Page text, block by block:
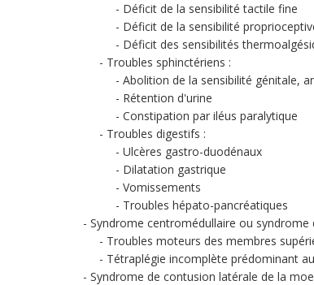
Déficit de la sensibilité tactile fine
Déficit de la sensibilité
Déficit des sensibilités
Troubles sphinctériens :
Abolition de la sensibilité génitale,
Rétention d'urine
Constipation par iléus paralytique
Troubles digestifs :
Ulcères gastro-duodénaux
Dilatation gastrique
Vomissements
Troubles hépato-pancréatiques
Syndrome centromédullaire ou
Troubles moteurs des membres
Tétraplégie incomplète prédominant
Syndrome de contusion latérale de la